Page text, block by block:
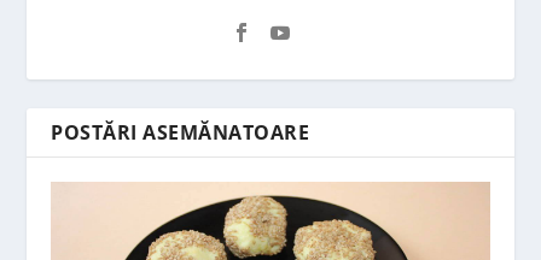
POSTĂRI ASEMĂNATOARE